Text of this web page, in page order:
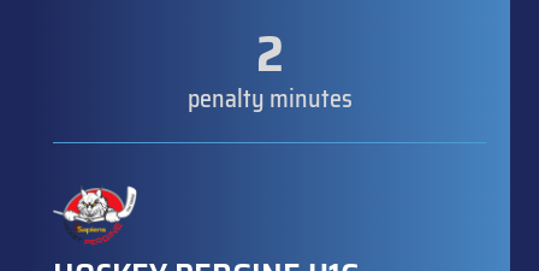
2
penalty minutes